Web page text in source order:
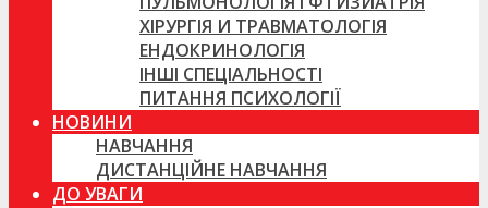
ХІРУРГІЯ И ТРАВМАТОЛОГІЯ
ЕНДОКРИНОЛОГІЯ
ІНШІ СПЕЦІАЛЬНОСТІ
ПИТАННЯ ПСИХОЛОГІЇ
НОВИНИ
НАВЧАННЯ
ДИСТАНЦІЙНЕ НАВЧАННЯ
ДО УВАГИ